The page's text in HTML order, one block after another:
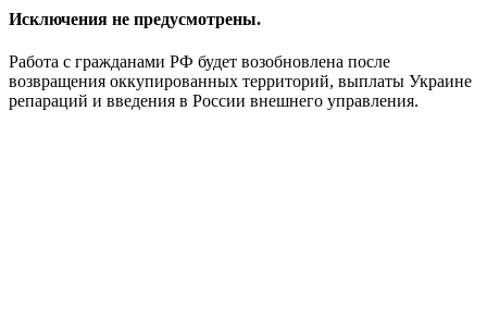
Исключения не предусмотрены.
Работа с гражданами РФ будет возобновлена после
возвращения оккупированных территорий, выплаты Украине
репараций и введения в России внешнего управления.